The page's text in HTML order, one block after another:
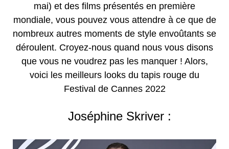
mai) et des films présentés en première
mondiale, vous pouvez vous attendre à ce que de
nombreux autres moments de style envoûtants se
déroulent. Croyez-nous quand nous vous disons
que vous ne voudrez pas les manquer ! Alors,
voici les meilleurs looks du tapis rouge du
Festival de Cannes 2022
Joséphine Skriver :